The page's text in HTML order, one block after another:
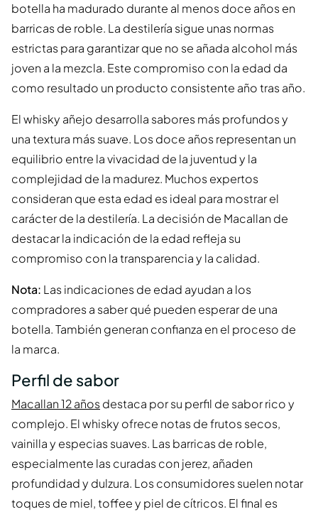
botella ha madurado durante al menos doce años en
barricas de roble. La destilería sigue unas normas
estrictas para garantizar que no se añada alcohol más
joven a la mezcla. Este compromiso con la edad da
como resultado un producto consistente año tras año.
El whisky añejo desarrolla sabores más profundos y
una textura más suave. Los doce años representan un
equilibrio entre la vivacidad de la juventud y la
complejidad de la madurez. Muchos expertos
consideran que esta edad es ideal para mostrar el
carácter de la destilería. La decisión de Macallan de
destacar la indicación de la edad refleja su
compromiso con la transparencia y la calidad.
Nota: Las indicaciones de edad ayudan a los
compradores a saber qué pueden esperar de una
botella. También generan confianza en el proceso de
la marca.
Perfil de sabor
Macallan 12 añosdestaca por su perfil de sabor rico y
complejo. El whisky ofrece notas de frutos secos,
vainilla y especias suaves. Las barricas de roble,
especialmente las curadas con jerez, añaden
profundidad y dulzura. Los consumidores suelen notar
toques de miel, toffee y piel de cítricos. El final es